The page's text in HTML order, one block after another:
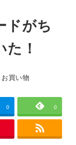
ドがち
！
ゴリー
お買い物
0 0